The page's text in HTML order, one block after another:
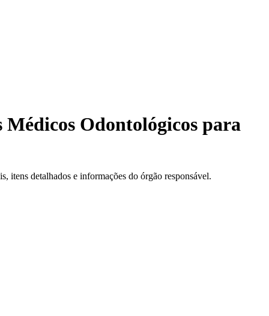
Odontológicos para
itens detalhados e informações do órgão responsável.